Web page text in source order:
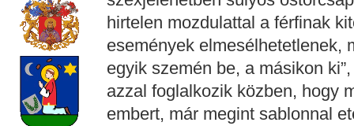
hirtelen mozdulattal a férfinak
események elmesélhetetlenek,
egyik szemén be, a másikon
azzal foglalkozik közben, hogy
embert, már megint sablonnal